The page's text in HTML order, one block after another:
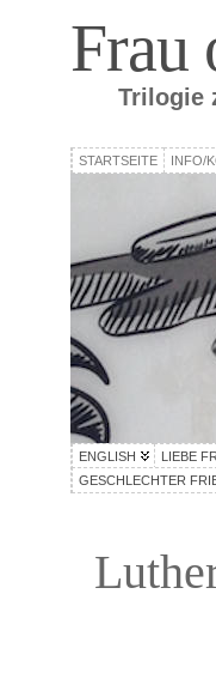
Frau
Trilogie
STARTSEITE INFO/
ENGLISH LIEBE
GESCHLECHTER